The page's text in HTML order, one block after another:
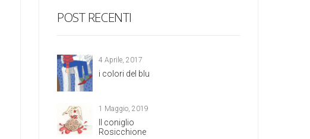
POST RECENTI
4 Aprile, 2017
i colori del blu
1 Maggio, 2019
Il coniglio
Rosicchione